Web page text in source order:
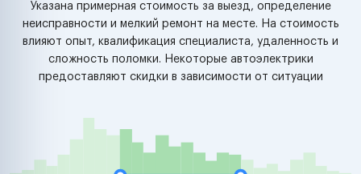
Указана примерная стоимость за выезд, определение
неисправности и мелкий ремонт на месте. На стоимость
влияют опыт, квалификация специалиста, удаленность и
сложность поломки. Некоторые автоэлектрики
предоставляют скидки в зависимости от ситуации